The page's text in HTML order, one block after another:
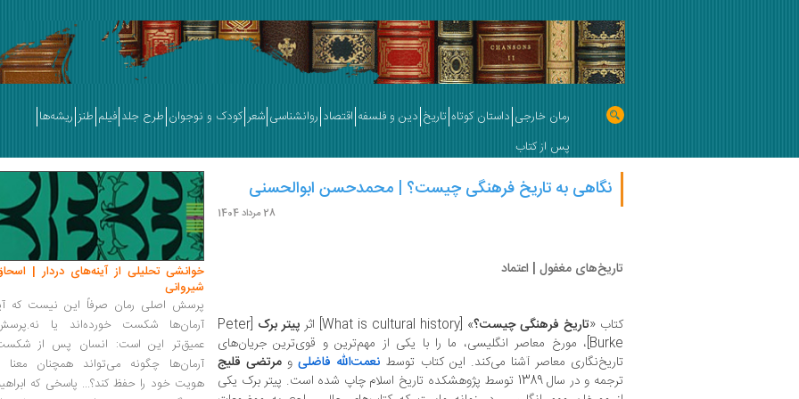
رمان خارجی داستان کوتاه تاریخ دین و فلسفه اقتصاد روانشناسی شعر کودک و نوجوان طرح جلد فیلم طنز ریشه‌ها
پس از کتاب
نگاهی به تاریخ فرهنگی چیست؟ | محمدحسن ابوالحسنی
28 مرداد 1404
تاریخ‌های مغفول | اعتماد
کتاب «تاریخ فرهنگی چیست؟» [What is cultural history] اثر پیتر برک [Peter
Burke]، مورخ معاصر انگلیسی، ما را با یکی از مهم‌ترین و قوی‌ترین جریان‌های
تاریخ‌نگاری معاصر آشنا می‌کند. این کتاب توسط نعمت‌الله فاضلی ومرتضی قلیج
ترجمه و در سال 1389 توسط پژوهشکده تاریخ اسلام چاپ شده است. پیتر برک یکی
خوانشی تحلیلی از آینه‌های دردار |
شیروانی
پرسش اصلی رمان صرفاً این نیست که
آرمان‌ها شکست خورده‌اند یا
عمیق‌تر این است: انسان پس از
آرمان‌ها چگونه می‌تواند همچنان معنا
هویت خود را حفظ کند؟... پاسخی که